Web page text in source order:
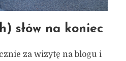
słów na koniec
za wizytę na blogu i